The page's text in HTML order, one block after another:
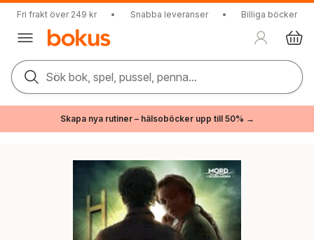
Fri frakt över 249 kr • Snabba leveranser • Billiga böcker
Sök bok, spel, pussel, penna...
Skapa nya rutiner – hälsoböcker upp till 50% →